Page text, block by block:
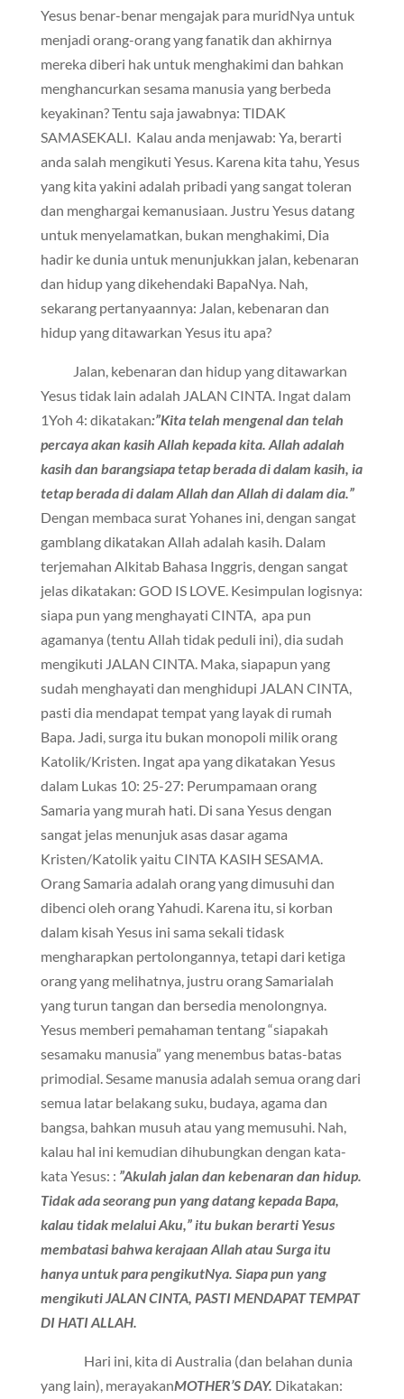
Yesus benar-benar mengajak para muridNya untuk
menjadi orang-orang yang fanatik dan akhirnya
mereka diberi hak untuk menghakimi dan bahkan
menghancurkan sesama manusia yang berbeda
keyakinan? Tentu saja jawabnya: TIDAK
SAMASEKALI. Kalau anda menjawab: Ya, berarti
anda salah mengikuti Yesus. Karena kita tahu, Yesus
yang kita yakini adalah pribadi yang sangat toleran
dan menghargai kemanusiaan. Justru Yesus datang
untuk menyelamatkan, bukan menghakimi, Dia
hadir ke dunia untuk menunjukkan jalan, kebenaran
dan hidup yang dikehendaki BapaNya. Nah,
sekarang pertanyaannya: Jalan, kebenaran dan
hidup yang ditawarkan Yesus itu apa?
Jalan, kebenaran dan hidup yang ditawarkan
Yesus tidak lain adalah JALAN CINTA. Ingat dalam
1Yoh 4: dikatakan:”Kita telah mengenal dan telah
percaya akan kasih Allah kepada kita. Allah adalah
kasih dan barangsiapa tetap berada di dalam kasih, ia
tetap berada di dalam Allah dan Allah di dalam dia.”
Dengan membaca surat Yohanes ini, dengan sangat
gamblang dikatakan Allah adalah kasih. Dalam
terjemahan Alkitab Bahasa Inggris, dengan sangat
jelas dikatakan: GOD IS LOVE. Kesimpulan logisnya:
siapa pun yang menghayati CINTA, apa pun
agamanya (tentu Allah tidak peduli ini), dia sudah
mengikuti JALAN CINTA. Maka, siapapun yang
sudah menghayati dan menghidupi JALAN CINTA,
pasti dia mendapat tempat yang layak di rumah
Bapa. Jadi, surga itu bukan monopoli milik orang
Katolik/Kristen. Ingat apa yang dikatakan Yesus
dalam Lukas 10: 25-27: Perumpamaan orang
Samaria yang murah hati. Di sana Yesus dengan
sangat jelas menunjuk asas dasar agama
Kristen/Katolik yaitu CINTA KASIH SESAMA.
Orang Samaria adalah orang yang dimusuhi dan
dibenci oleh orang Yahudi. Karena itu, si korban
dalam kisah Yesus ini sama sekali tidask
mengharapkan pertolongannya, tetapi dari ketiga
orang yang melihatnya, justru orang Samarialah
yang turun tangan dan bersedia menolongnya.
Yesus memberi pemahaman tentang “siapakah
sesamaku manusia” yang menembus batas-batas
primodial. Sesame manusia adalah semua orang dari
semua latar belakang suku, budaya, agama dan
bangsa, bahkan musuh atau yang memusuhi. Nah,
kalau hal ini kemudian dihubungkan dengan kata-
kata Yesus: : ”Akulah jalan dan kebenaran dan hidup.
Tidak ada seorang pun yang datang kepada Bapa,
kalau tidak melalui Aku,” itu bukan berarti Yesus
membatasi bahwa kerajaan Allah atau Surga itu
hanya untuk para pengikutNya. Siapa pun yang
mengikuti JALAN CINTA, PASTI MENDAPAT TEMPAT
DI HATI ALLAH.
Hari ini, kita di Australia (dan belahan dunia
yang lain), merayakanMOTHER’S DAY. Dikatakan: